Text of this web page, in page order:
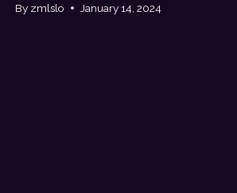
By zmlslo January 14, 2024